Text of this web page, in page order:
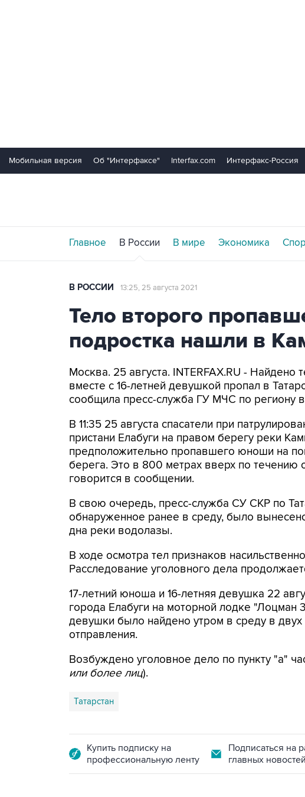
Мобильная версия Об "Интерфаксе" Interfax.com Интерфакс-Россия
Главное В России В мире Экономика
В РОССИИ 13:25, 25 августа 2021
Тело второго
подростка нашли в
Москва. 25 августа. INTERFAX.RU - Найдено
вместе с 16-летней девушкой пропал в
сообщила пресс-служба ГУ МЧС по региону
В 11:35 25 августа спасатели при
пристани Елабуги на правом берегу реки
предположительно пропавшего юноши на
берега. Это в 800 метрах вверх по течению
говорится в сообщении.
В свою очередь, пресс-служба СУ СКР по
обнаруженное ранее в среду, было
дна реки водолазы.
В ходе осмотра тел признаков
Расследование уголовного дела
17-летний юноша и 16-летняя девушка 22
города Елабуги на моторной лодке "Лоцман
девушки было найдено утром в среду в
отправления.
Возбуждено уголовное дело по пункту "а"
или более лиц).
Татарстан
Купить подписку на
профессиональную ленту
Подписаться на
главных